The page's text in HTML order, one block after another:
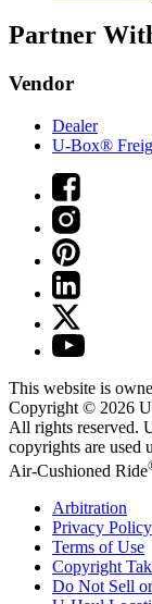
Partner
Vendor
Dealer
U-Box®
This website is
Copyright © 2026
All rights reserved.
copyrights are used
Air-Cushioned Ride
Arbitration
Privacy Policy
Terms of Use
Copyright
Do Not Sell